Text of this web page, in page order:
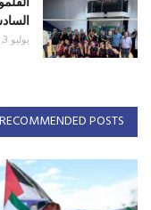
يوليو 3, 2025
RECOMMENDED POSTS